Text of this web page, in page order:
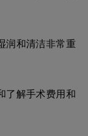
润和清洁非常重
了解手术费用和